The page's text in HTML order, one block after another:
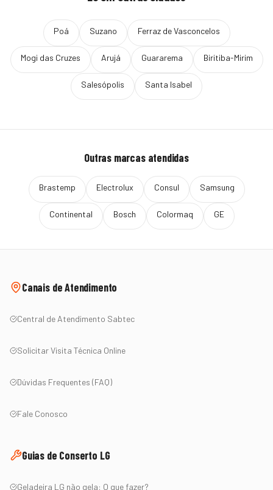
Poá Suzano Ferraz de Vasconcelos
Mogi das Cruzes Arujá Guararema Biritiba-Mirim
Salesópolis Santa Isabel
Outras marcas atendidas
Brastemp Electrolux Consul Samsung
Continental Bosch Colormaq GE
Canais de Atendimento
Central de Atendimento Sabtec
Solicitar Visita Técnica Online
Dúvidas Frequentes (FAQ)
Fale Conosco
Guias de Conserto LG
Geladeira LG não gela: O que fazer?